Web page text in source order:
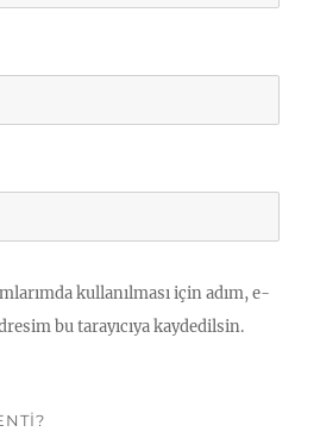
kullanılması için adım, e-
bu tarayıcıya kaydedilsin.